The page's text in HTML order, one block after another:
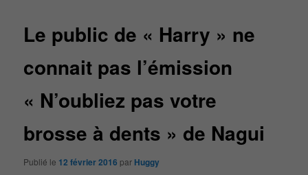
Le public de « Harry » ne
connait pas l’émission
« N’oubliez pas votre
brosse à dents » de Nagui
Publié le 12 février 2016 par Huggy